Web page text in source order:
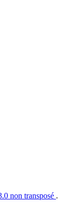
non transposé .